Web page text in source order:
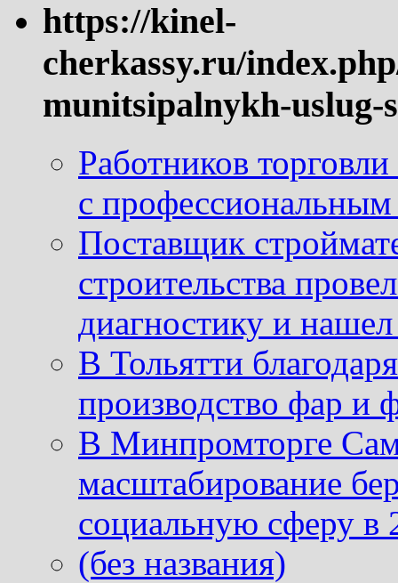
https://kinel-
cherkassy.ru/
munitsipalnykh-uslug-
Работников
с
Поставщик
строительства
диагностику и
В Тольятти
производство фар и
В Минпромторге
масштабирование
социальную сферу в
(без названия)